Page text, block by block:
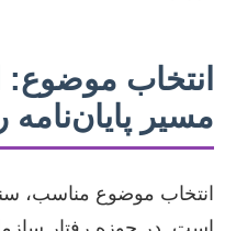
انتخاب موضوع:
مسیر پایان‌نامه
انتخاب موضوع مناسب،